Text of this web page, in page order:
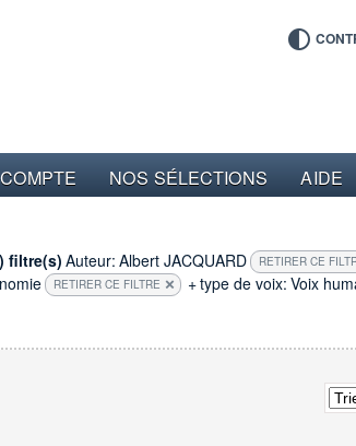
NOS SÉLECTIONS AIDE
filtre(s) Auteur: Albert JACQUARD RETIRER CE
RETIRER CE FILTRE +type de voix: Voix